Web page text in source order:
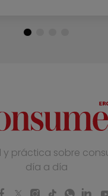
y práctica sobre
día a día